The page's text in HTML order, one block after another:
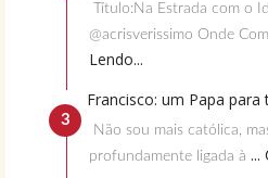
Título:Na Estrada com o
@acrisverissimo Onde
Lendo...
Francisco: um Papa para
Não sou mais católica,
profundamente ligada à ...